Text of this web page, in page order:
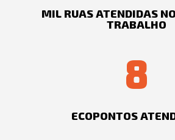
MIL RUAS ATENDIDAS
TRABALHO
8
ECOPONTOS